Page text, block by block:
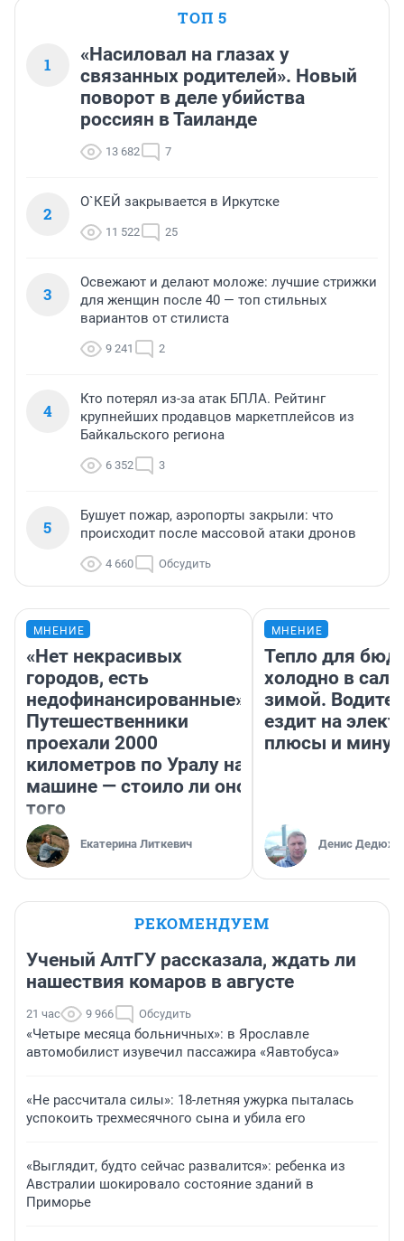
ТОП 5
1
«Насиловал на глазах у
связанных родителей». Новый
поворот в деле убийства
россиян в Таиланде
13 682 7
2
О`КЕЙ закрывается в Иркутске
11 522 25
3
Освежают и делают моложе: лучшие стрижки
для женщин после 40 — топ стильных
вариантов от стилиста
9 241 2
4
Кто потерял из-за атак БПЛА. Рейтинг
крупнейших продавцов маркетплейсов из
Байкальского региона
6 352 3
5
Бушует пожар, аэропорты закрыли: что
происходит после массовой атаки дронов
4 660 Обсудить
МНЕНИЕ
«Нет некрасивых
городов, есть
недофинансированные».
Путешественники
проехали 2000
километров по Уралу на
машине — стоило ли оно
того
Екатерина Литкевич
МНЕНИЕ
Тепло для
холодно в
зимой.
ездит на
плюсы и
Денис
РЕКОМЕНДУЕМ
Ученый АлтГУ рассказала, ждать ли
нашествия комаров в августе
21 час 9 966 Обсудить
«Четыре месяца больничных»: в Ярославле
автомобилист изувечил пассажира «Яавтобуса»
«Не рассчитала силы»: 18-летняя ужурка пыталась
успокоить трехмесячного сына и убила его
«Выглядит, будто сейчас развалится»: ребенка из
Австралии шокировало состояние зданий в
Приморье